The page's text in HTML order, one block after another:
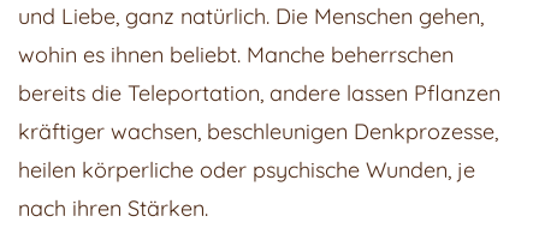
und Liebe, ganz natürlich. Die Menschen gehen,
wohin es ihnen beliebt. Manche beherrschen
bereits die Teleportation, andere lassen Pflanzen
kräftiger wachsen, beschleunigen Denkprozesse,
heilen körperliche oder psychische Wunden, je
nach ihren Stärken.